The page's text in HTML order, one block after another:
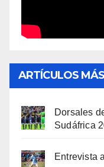
ARTÍCULOS
Dorsales
Sudáfrica
Entrevista